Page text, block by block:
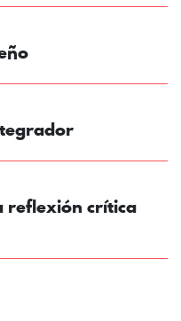
reflexión crítica